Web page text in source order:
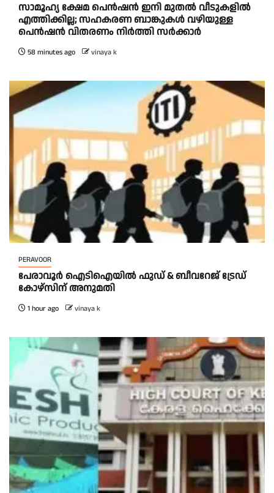
സാമൂഹ്യ ക്ഷേമ പെൻഷൻ ഇനി മുതൽ വീടുകളിൽ
എത്തിക്കില്ല; സഹകരണ ബാങ്കുകൾ വഴിയുള്ള
പെൻഷൻ വിതരണം നിർത്തി സർക്കാർ
58 minutes ago vinaya k
PERAVOOR
പേരാവൂർ ഐടിഐയിൽ ഫുഡ് & ബീവറേജ് ട്രേഡ്
കോഴ്സിന് അനുമതി
1 hour ago vinaya k